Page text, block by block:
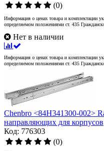
(0)
Информация о ценах товара и комплектации
определяемом положениями ст. 435
Нет в наличии
Информация о ценах товара и комплектации
определяемом положениями ст. 435
Chenbro <84H341300-002>
направляющих для корпусов
Код: 776303
(0)